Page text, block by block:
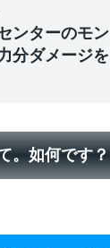
ンターのモン
分ダメージを
。如何です？